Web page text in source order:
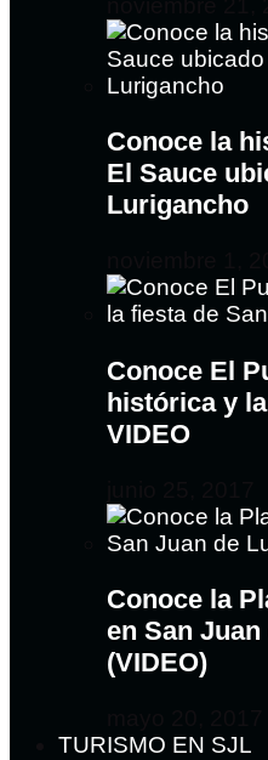
Conoce la
El Sauce
Lurigancho
Conoce El
histórica y
VIDEO
Conoce la
en San
(VIDEO)
TURISMO EN SJL